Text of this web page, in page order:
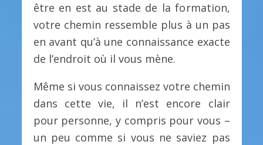
être en est au stade de la formation,
votre chemin ressemble plus à un pas
en avant qu’à une connaissance exacte
de l’endroit où il vous mène.
Même si vous connaissez votre chemin
dans cette vie, il n’est encore clair
pour personne, y compris pour vous –
un peu comme si vous ne saviez pas